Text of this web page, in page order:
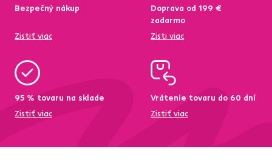
Bezpečný nákup
Zistiť viac
Doprava od 199 €
zadarmo
Zisti viac
95 % tovaru na sklade
Zistiť viac
Vrátenie tovaru do 60 dní
Zistiť viac